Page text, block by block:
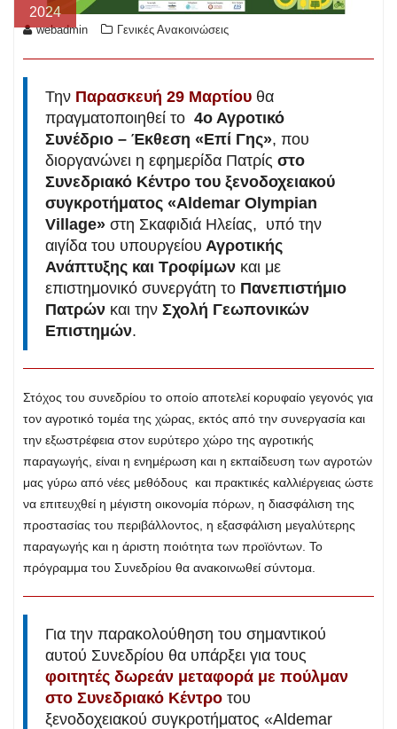
2024
webadmin Γενικές Ανακοινώσεις
Την Παρασκευή 29 Μαρτίου θα
πραγματοποιηθεί το 4ο Αγροτικό
Συνέδριο – Έκθεση «Επί Γης», που
διοργανώνει η εφημερίδα Πατρίς στο
Συνεδριακό Κέντρο του ξενοδοχειακού
συγκροτήματος «Aldemar Olympian
Village» στη Σκαφιδιά Ηλείας, υπό την
αιγίδα του υπουργείου Αγροτικής
Ανάπτυξης και Τροφίμων και με
επιστημονικό συνεργάτη το Πανεπιστήμιο
Πατρών και την Σχολή Γεωπονικών
Επιστημών.
Στόχος του συνεδρίου το οποίο αποτελεί κορυφαίο γεγονός για
τον αγροτικό τομέα της χώρας, εκτός από την συνεργασία και
την εξωστρέφεια στον ευρύτερο χώρο της αγροτικής
παραγωγής, είναι η ενημέρωση και η εκπαίδευση των αγροτών
μας γύρω από νέες μεθόδους και πρακτικές καλλιέργειας ώστε
να επιτευχθεί η μέγιστη οικονομία πόρων, η διασφάλιση της
προστασίας του περιβάλλοντος, η εξασφάλιση μεγαλύτερης
παραγωγής και η άριστη ποιότητα των προϊόντων. Το
πρόγραμμα του Συνεδρίου θα ανακοινωθεί σύντομα.
Για την παρακολούθηση του σημαντικού
αυτού Συνεδρίου θα υπάρξει για τους
φοιτητές δωρεάν μεταφορά με πούλμαν
στο Συνεδριακό Κέντρο του
ξενοδοχειακού συγκροτήματος «Aldemar